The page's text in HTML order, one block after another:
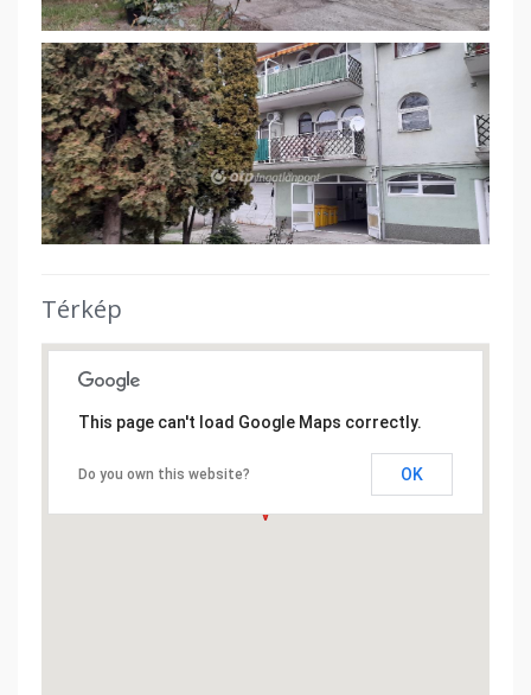
Térkép
This page can't load Google Maps correctly.
Do you own this website? OK